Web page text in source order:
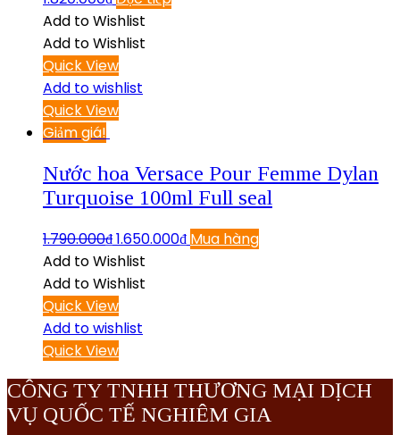
Add to Wishlist
Add to Wishlist
Quick View
Add to wishlist
Quick View
Giảm giá!
Nước hoa Versace Pour Femme Dylan
Turquoise 100ml Full seal
1.790.000₫1.650.000₫ Mua hàng
Add to Wishlist
Add to Wishlist
Quick View
Add to wishlist
Quick View
CÔNG TY TNHH THƯƠNG MẠI DỊCH
VỤ QUỐC TẾ NGHIÊM GIA